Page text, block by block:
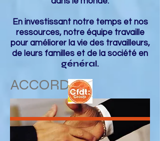
En investissant notre temps et nos
ressources, notre équipe travaille
pour améliorer la vie des travailleurs,
de leurs familles et de la société en
général.
ACCORDS